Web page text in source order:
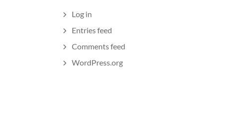
Log in
Entries feed
Comments feed
WordPress.org